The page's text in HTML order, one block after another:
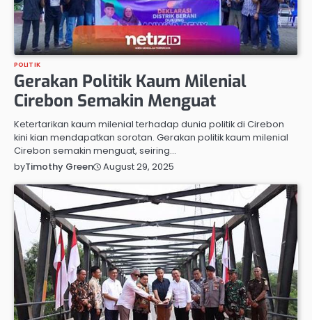
POLITIK
Gerakan Politik Kaum Milenial
Cirebon Semakin Menguat
Ketertarikan kaum milenial terhadap dunia politik di Cirebon
kini kian mendapatkan sorotan. Gerakan politik kaum milenial
Cirebon semakin menguat, seiring…
byTimothy Green August 29, 2025